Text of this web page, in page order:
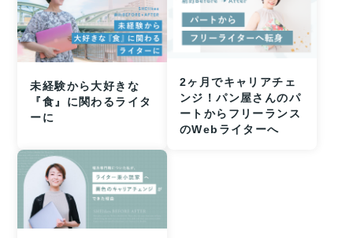
未経験から大好きな
『食』に関わるライタ
ーに
2ヶ月でキャリアチェ
ンジ！パン屋さんのパ
ートからフリーランス
のWebライターへ